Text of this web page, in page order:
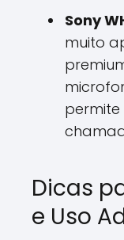
Sony
muito
permite
Dicas
e Uso